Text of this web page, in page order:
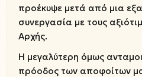
προέκυψε μετά από μια
συνεργασία με τους
Αρχής.
Η μεγαλύτερη όμως
πρόοδος των αποφοίτων